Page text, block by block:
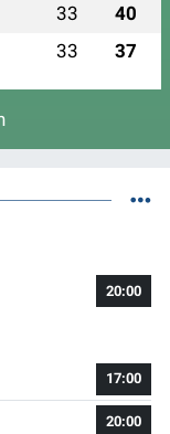
33 40
33 37
20:00
17:00
20:00